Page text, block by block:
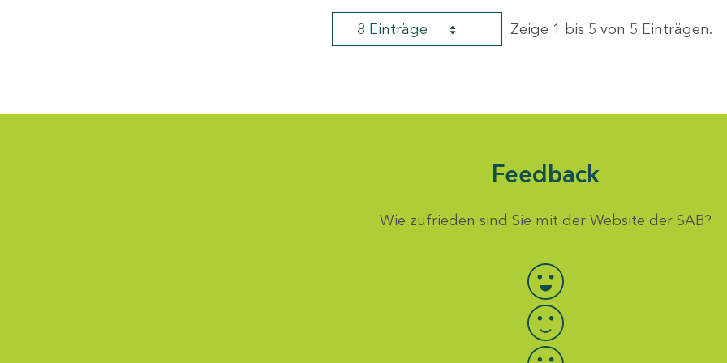
8 Einträge Zeige 1 bis 5 von 5 Einträgen.
Feedback
Wie zufrieden sind Sie mit der Website der SAB?
Bewertung auswählen